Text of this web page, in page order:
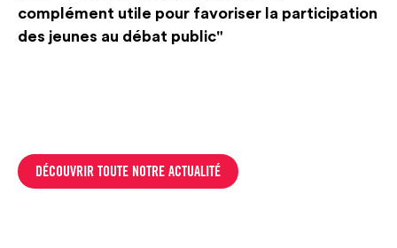
complément utile pour favoriser la participation
des jeunes au débat public"
DÉCOUVRIR TOUTE NOTRE ACTUALITÉ